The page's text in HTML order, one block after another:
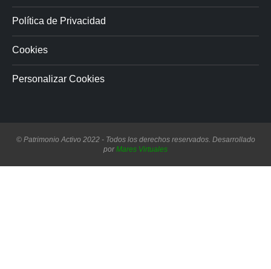
Política de Privacidad
Cookies
Personalizar Cookies
© Patrimonio Activo 2022 - Todos los derechos reservados. Desarrollado
porMares Virtuales